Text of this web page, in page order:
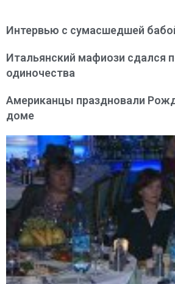
Интервью с сумасшедшей
Итальянский мафиози сдался
одиночества
Американцы праздновали
доме